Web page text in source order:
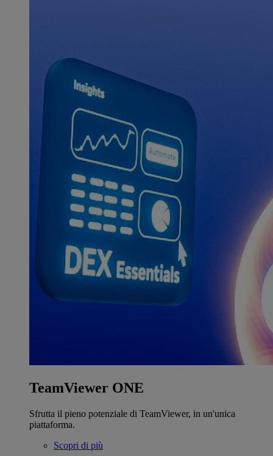
TeamViewer ONE
Sfrutta il pieno potenziale di TeamViewer, in un'unica
piattaforma.
Scopri di più